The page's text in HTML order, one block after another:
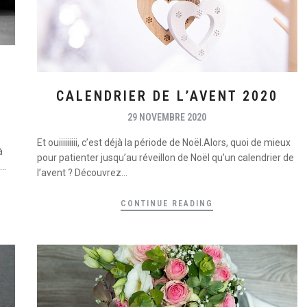
CALENDRIER DE L’AVENT 2020
29 NOVEMBRE 2020
Et ouiiiiiiiii, c’est déjà la période de Noël.Alors, quoi de mieux
pour patienter jusqu’au réveillon de Noël qu’un calendrier de
l’avent ? Découvrez...
CONTINUE READING